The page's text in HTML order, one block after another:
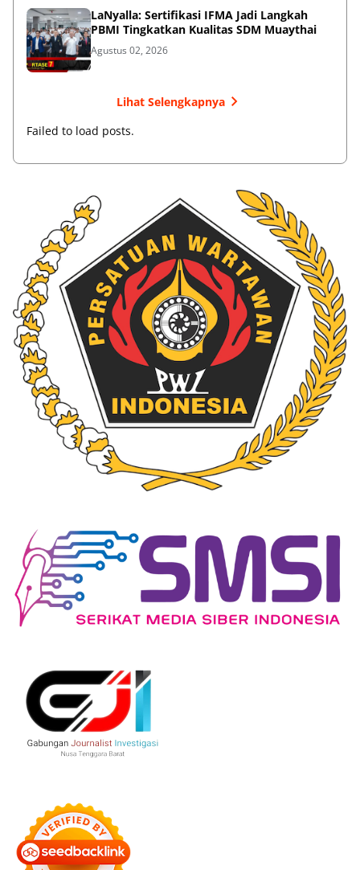
LaNyalla: Sertifikasi IFMA Jadi Langkah
PBMI Tingkatkan Kualitas SDM Muaythai
Agustus 02, 2026
Lihat Selengkapnya
Failed to load posts.